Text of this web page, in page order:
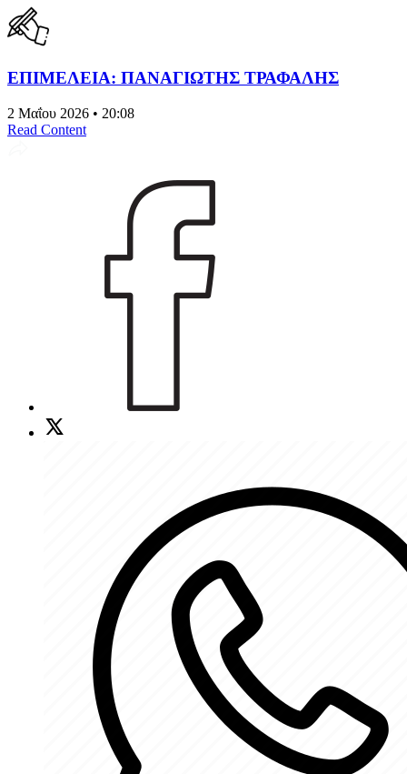
ΕΠΙΜΕΛΕΙΑ: ΠΑΝΑΓΙΩΤΗΣ ΤΡΑΦΑΛΗΣ
2 Μαΐου 2026 • 20:08
Read Content